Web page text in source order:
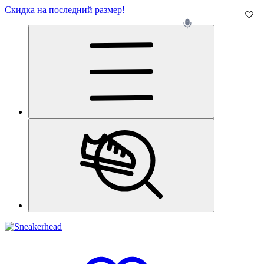
Скидка на последний размер!